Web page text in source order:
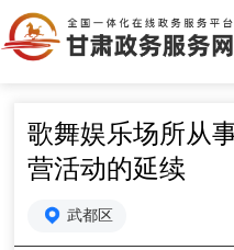
歌舞娱乐场所从
营活动的延续
武都区